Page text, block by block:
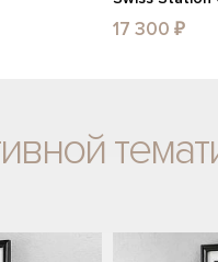
17 300 ₽